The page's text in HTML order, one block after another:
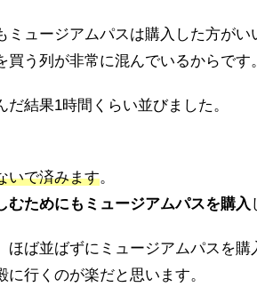
ュージアムパスは購入した方がい
う列が非常に混んでいるからです。
結果1時間くらい並びました。
いで済みます。
むためにもミュージアムパスを購入
ば並ばずにミュージアムパスを購
行くのが楽だと思います。